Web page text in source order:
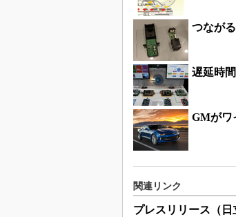
つなが
遅延時
GMがワ
関連リンク
プレスリリース（日